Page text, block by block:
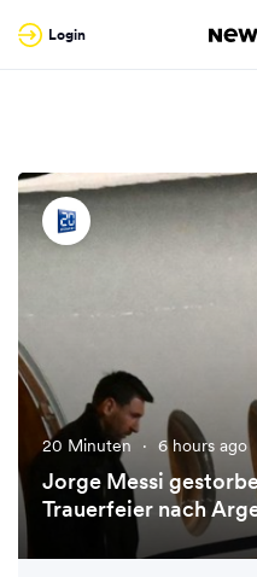
Login
20 Minuten · 6 hours ago
Jorge Messi
Trauerfeier nach